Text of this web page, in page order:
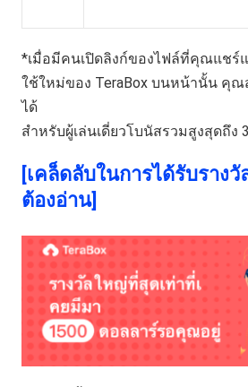
*เมื่อมีคนเปิดลิงก์ของไฟล์ที่คุณแชร์แ
ใช้ใหม่ของ TeraBox บนหน้านั้น คุ
ได้
สำหรับผู้เล่นเดี่ยวโบนัสรวมสูงสุดถึง
[เคล็ดลับในการได้รับราง
ต้องอ่าน]